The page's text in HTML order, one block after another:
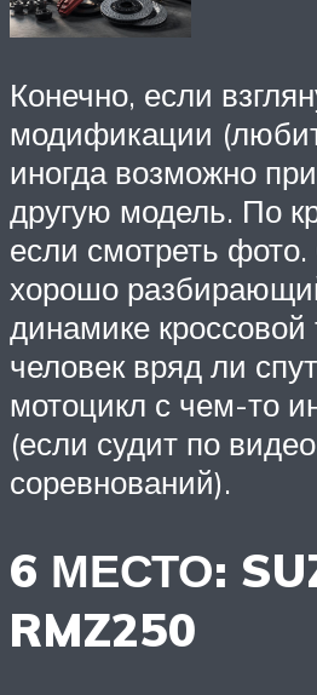
Конечно, если
модификации
иногда возможно
другую модель. По
если смотреть
хорошо
динамике кроссовой
человек вряд ли
мотоцикл с чем-то
(если судит по
соревнований).
6 МЕСТО:
RMZ250